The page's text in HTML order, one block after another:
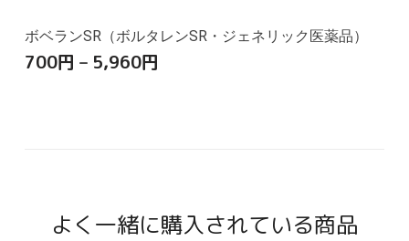
ボベランSR（ボルタレンSR・ジェネリック医薬品）
700円 – 5,960円
よく一緒に購入されている商品